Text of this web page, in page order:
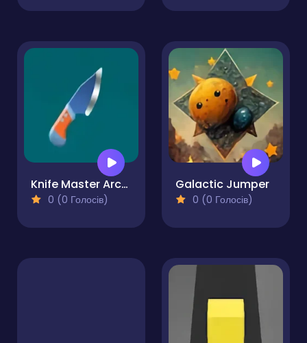
Knife Master Arcade
0 (0 Голосів)
Galactic Jumper
0 (0 Голосів)